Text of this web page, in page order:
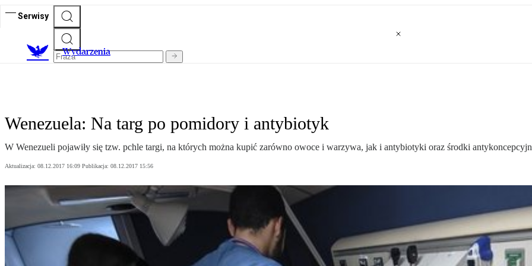
Serwisy
Wydarzenia
Wenezuela: Na targ po pomidory i antybiotyk
W Wenezueli pojawiły się tzw. pchle targi, na których można kupić zarówno owoce i warzywa, jak i antybiotyki oraz środki
Aktualizacja: 08.12.2017 16:09 Publikacja: 08.12.2017 15:56